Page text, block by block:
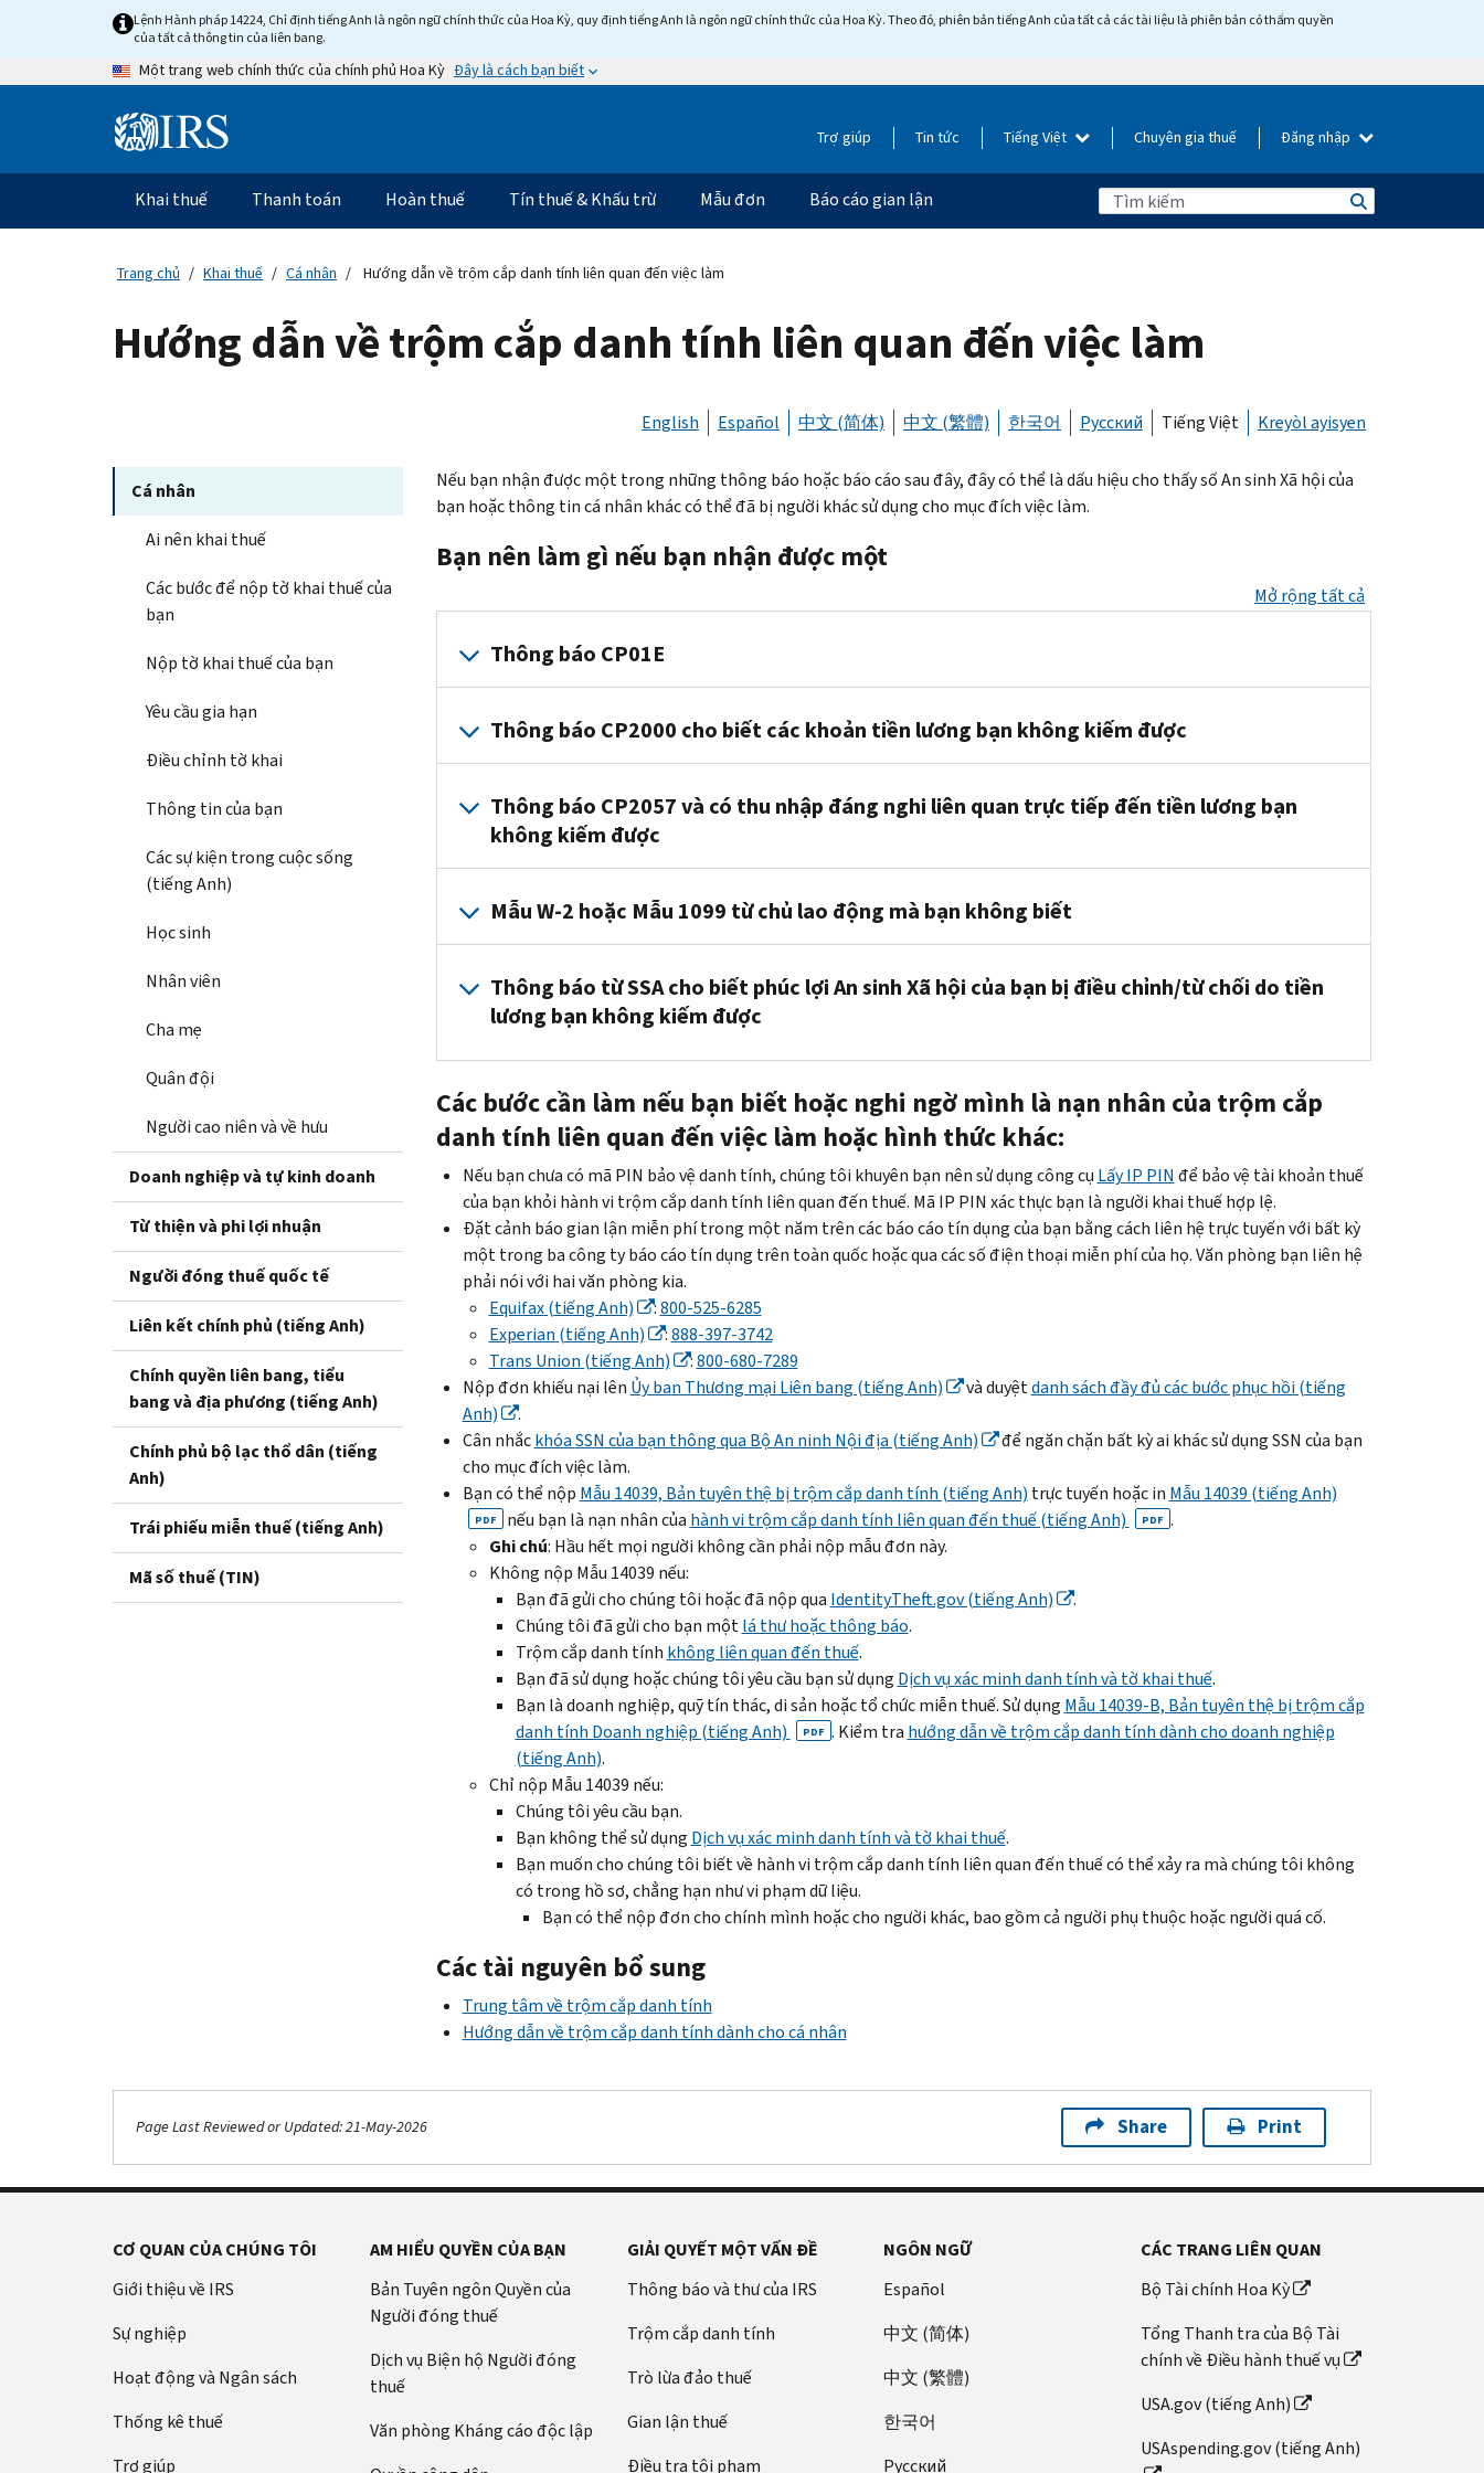
content
Lệnh Hành pháp 14224, Chỉ định tiếng Anh là ngôn ngữ chính thức của Hoa Kỳ, quy định tiếng Anh là ngôn ngữ chính thức của Hoa Kỳ. Theo đó, phiên bản tiếng Anh của tất cả các tài liệu là phiên bản có thẩm quyền
của tất cả thông tin của liên bang.
Một trang web chính thức của chính phủ Hoa Kỳ Đây là cách bạn biết
Information Trợ giúp Tin tức Tiếng Việt Chuyên gia thuế Đăng nhập
Điều
hướng
chính
Khai thuế Thanh toán Hoàn thuế Tín thuế & Khấu trừ Mẫu đơn Báo cáo gian lận
Trang chủ Khai thuế Cá nhân Hướng dẫn về trộm cắp danh tính liên quan đến việc làm
Hướng dẫn về trộm cắp danh tính liên quan đến việc làm
English Español 中文 (简体) 中文 (繁體) 한국어 Русский Tiếng Việt Kreyòl ayisyen
Cá nhân
Ai nên khai thuế
Các bước để nộp tờ khai thuế của
bạn
Nộp tờ khai thuế của bạn
Yêu cầu gia hạn
Điều chỉnh tờ khai
Thông tin của bạn
Các sự kiện trong cuộc sống
(tiếng Anh)
Học sinh
Nhân viên
Cha mẹ
Quân đội
Người cao niên và về hưu
Doanh nghiệp và tự kinh doanh
Từ thiện và phi lợi nhuận
Người đóng thuế quốc tế
Liên kết chính phủ (tiếng Anh)
Chính quyền liên bang, tiểu
bang và địa phương (tiếng Anh)
Chính phủ bộ lạc thổ dân (tiếng
Anh)
Trái phiếu miễn thuế (tiếng Anh)
Mã số thuế (TIN)
Nếu bạn nhận được một trong những thông báo hoặc báo cáo sau đây, đây có thể là dấu hiệu cho thấy số An sinh Xã hội của
bạn hoặc thông tin cá nhân khác có thể đã bị người khác sử dụng cho mục đích việc làm.
Bạn nên làm gì nếu bạn nhận được một
Mở rộng tất cả
Thông báo CP01E
báo
CP01E
Anh)
Thông
báo
chỉ
dành
cho
mục
đích
cung
cấp
tin
và
ảnh
hưởng
đến
tài
khoản
thuế
của
bạn.
Do
rủi
ro
tài
chính
và
tín
dụng
liên
quan
đến
hành
vi
trộm
cắp
danh
tính, IRS sẽ
cung
cấp
cho
bạncác
bổ
sung
(tiếng
động
bảo
tài
tài
và
của
Thông báo CP2000 cho biết các khoản tiền lương bạn không kiếm được
báo
CP2000
(tiếng
Thông
báo
này
là
thông
việc
đang
định
mức
thuế
bổ
sung,
do
thu
nhập
không
được
khai
báo.
Không
bao
gồm
thu
nhập
này
trên
tờ
khai
thuế
của
bạn
hoặc
nộp
tờ
khai
được
chỉnh
nếu
thu
bổ
xác
định
“Thông
CP2000”
phải
hoặc
Thông báo CP2057 và có thu nhập đáng nghi liên quan trực tiếp đến tiền lương bạn
không kiếm được
báo
CP2057
Anh)
Thông
dành
cho
đích
cung
cấp
thông
tin
và
không
ảnh
hưởng
đến
tài
khoản
thuế
của
bạn.
Đừng
liên
lạc
với
IRS.
Tuy
nhiên,
bạn
có
thể
làm
các
bước
bổ
(tiếng
Anh)
bảo
tính
và
tin
nhân
mình.
Mẫu W-2 hoặc Mẫu 1099 từ chủ lao động mà bạn không biết
W-2
(tiếng
Mẫu
1099
(tiếng
Anh)
Đừng
bao
gồm
thu
nhập
vào
tờ
khai
thuế
của
bạn
hoặc
nộp
tờ
khai
thuế
được
điều
chỉnh.
Liên
lạc
với
Sở
An
sinh
Xã
hội
(tiếng
.
Họ
nhập
của
để
chắc
chắn
đúng.
phép
Thông báo từ SSA cho biết phúc lợi An sinh Xã hội của bạn bị điều chỉnh/từ chối do tiền
lương bạn không kiếm được
hệ
Sở
An
sinh
Xã
hội
(tiếng
Anh)
.
Họ
sẽ
cùng
bạn
xem
xét
thu
nhập
của
bạn
để
đảm
bảo
hồ
sơ
là
chính
xác.
Bạn
có
thể
xem
thu
nhập
trên
An
sinh
tuyến
mình.
Các bước cần làm nếu bạn biết hoặc nghi ngờ mình là nạn nhân của trộm cắp
danh tính liên quan đến việc làm hoặc hình thức khác:
Nếu bạn chưa có mã PIN bảo vệ danh tính, chúng tôi khuyên bạn nên sử dụng công cụ LấyIP PIN để bảo vệ tài khoản thuế
của bạn khỏi hành vi trộm cắp danh tính liên quan đến thuế. Mã IP PIN xác thực bạn là người khai thuế hợp lệ.
Đặt cảnh báo gian lận miễn phí trong một năm trên các báo cáo tín dụng của bạn bằng cách liên hệ trực tuyến với bất kỳ
một trong ba công ty báo cáo tín dụng trên toàn quốc hoặc qua các số điện thoại miễn phí của họ. Văn phòng bạn liên hệ
phải nói với hai văn phòng kia.
Equifax(tiếng Anh) :800-525-6285
Experian (tiếng Anh) :888-397-3742
Trans Union (tiếng Anh) :800-680-7289
Nộp đơn khiếu nại lên Ủy ban Thương mại Liên bang (tiếng Anh) và duyệtdanh sách đầy đủ các bước phục hồi (tiếng
Anh)
.
Cân nhắckhóaSSN của bạn thông qua Bộ An ninh Nội địa (tiếng Anh) để ngăn chặn bất kỳ ai khác sử dụngSSN của bạn
cho mục đích việc làm.
Bạn có thể nộp Mẫu 14039, Bản tuyên thệ bị trộm cắp danh tính (tiếng Anh) trực tuyến hoặc in Mẫu 14039 (tiếng Anh)
PDF nếu bạn là nạn nhân của hành vi trộm cắp danh tính liên quan đến thuế (tiếng Anh) PDF .
Ghi chú: Hầu hết mọi người không cần phải nộp mẫu đơn này.
Không nộp Mẫu 14039 nếu:
Bạn đã gửi cho chúng tôi hoặc đã nộp qua IdentityTheft.gov (tiếng Anh)
.
Chúng tôi đã gửi cho bạn mộtlá thư hoặc thông báo.
Trộm cắp danh tính không liên quan đến thuế.
Bạn đã sử dụng hoặc chúng tôi yêu cầu bạn sử dụng Dịch vụ xác minh danh tính và tờ khai thuế.
Bạn là doanh nghiệp, quỹ tín thác, di sản hoặc tổ chức miễn thuế. Sử dụng Mẫu 14039-B, Bản tuyên thệ bị trộm cắp
danh tính Doanh nghiệp (tiếng Anh)
PDF . Kiểm tra hướng dẫn về trộm cắp danh tính dành cho doanh nghiệp
(tiếng Anh).
Chỉ nộp Mẫu 14039 nếu:
Chúng tôi yêu cầu bạn.
Bạn không thể sử dụng Dịch vụ xác minh danh tính và tờ khai thuế.
Bạn muốn cho chúng tôi biết về hành vi trộm cắp danh tính liên quan đến thuế có thể xảy ra mà chúng tôi không
có trong hồ sơ, chẳng hạn như vi phạm dữ liệu.
Bạn có thể nộp đơn cho chính mình hoặc cho người khác, bao gồm cả người phụ thuộc hoặc người quá cố.
Các tài nguyên bổ sung
Trung tâm về trộm cắp danh tính
Hướng dẫn về trộm cắp danh tính dành cho cá nhân
Page Last Reviewed or Updated: 21-May-2026 Share Print
CƠ QUAN CỦA CHÚNG TÔI
Giới thiệu về IRS
Sự nghiệp
Hoạt động và Ngân sách
Thống kê thuế
Trợ giúp
AM HIỂU QUYỀN CỦA BẠN
Bản Tuyên ngôn Quyền của
Người đóng thuế
Dịch vụ Biện hộ Người đóng
thuế
Văn phòng Kháng cáo độc lập
GIẢI QUYẾT MỘT VẤN ĐỀ
Thông báo và thư của IRS
Trộm cắp danh tính
Trò lừa đảo thuế
Gian lận thuế
Điều tra tội phạm
NGÔN NGỮ
Español
中文 (简体)
中文 (繁體)
한국어
Pусский
CÁC TRANG LIÊN QUAN
Bộ Tài chính Hoa Kỳ
Tổng Thanh tra của Bộ Tài
chính về Điều hành thuế vụ
USA.gov (tiếng Anh)
USAspending.gov (tiếng Anh)